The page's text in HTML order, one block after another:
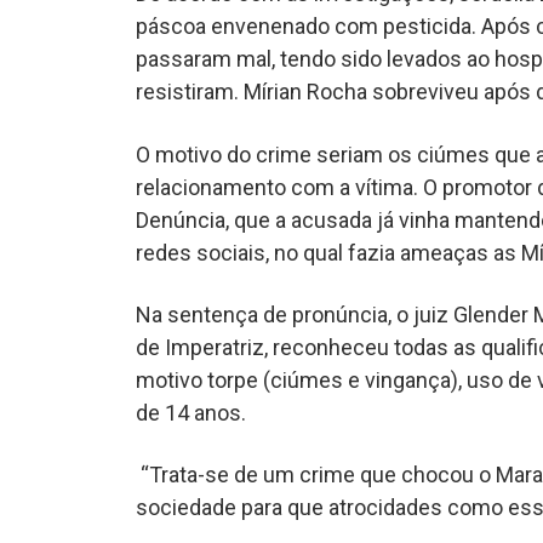
páscoa envenenado com pesticida.
passaram mal, tendo sido levados ao
resistiram. Mírian Rocha sobreviveu após
O motivo do crime seriam os ciúmes que
relacionamento com a vítima. O promotor
Denúncia, que a acusada já vinha
redes sociais, no qual fazia ameaças as
Na sentença de pronúncia, o juiz Glender
de Imperatriz, reconheceu todas as
motivo torpe (ciúmes e vingança), uso
de 14 anos.
“Trata-se de um crime que chocou o
sociedade para que atrocidades como